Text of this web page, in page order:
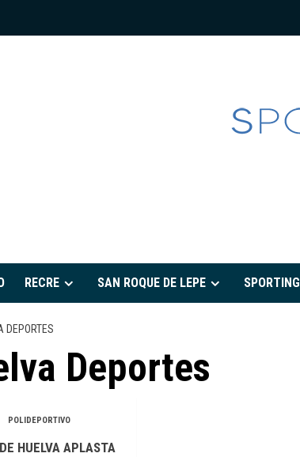
RECRE SAN ROQUE DE LEPE SPORTING
DEPORTES
Deportes
POLIDEPORTIVO
HUELVA APLASTA